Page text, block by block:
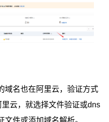
域名也在阿里云，验证方式
里云，就选择文件验证或dns